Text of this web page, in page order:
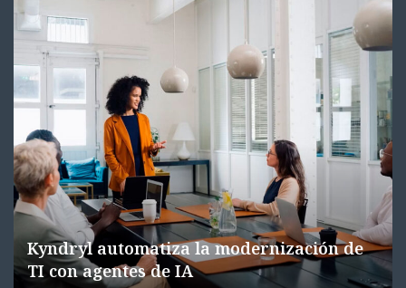
Kyndryl automatiza la modernización de
TI con agentes de IA